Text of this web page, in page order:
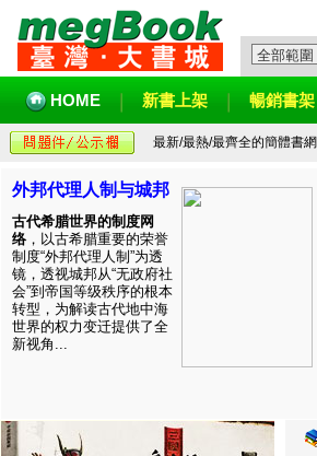
HOME 新書上架 暢銷書架
最新/最熱/最齊全的簡體書網
外邦代理人制与城邦
古代希腊世界的制度网
络 ，以古希腊重要的荣誉
制度“外邦代理人制”为透
镜，透视城邦从“无政府社
会”到帝国等级秩序的根本
转型，为解读古代地中海
世界的权力变迁提供了全
新视角...